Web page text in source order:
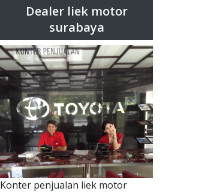
Dealer liek motor
surabaya
Konter penjualan liek motor